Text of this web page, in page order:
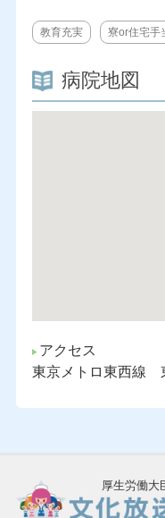
教育充実 寮or住宅手
病院地図
アクセス
東京メトロ東西線
厚生労働